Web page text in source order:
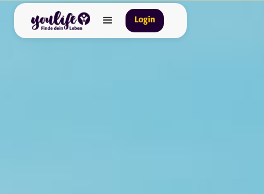
Login